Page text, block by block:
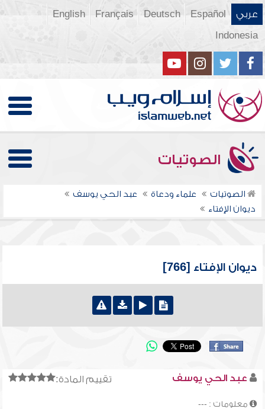
عربي Español
Deutsch
Français
English
Indonesia
الصوتيات
الصوتيات علماء ودعاة
عبد الحي يوسف
ديوان الإفتاء
ديوان الإفتاء [766]
تقييم المادة: عبد الحي يوسف
معلومات : ---